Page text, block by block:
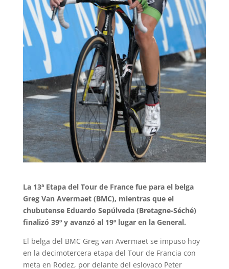
La 13ª Etapa del Tour de France fue para el belga
Greg Van Avermaet (BMC), mientras que el
chubutense Eduardo Sepúlveda (Bretagne-Séché)
finalizó 39º y avanzó al 19º lugar en la General.
El belga del BMC Greg van Avermaet se impuso hoy
en la decimotercera etapa del Tour de Francia con
meta en Rodez, por delante del eslovaco Peter